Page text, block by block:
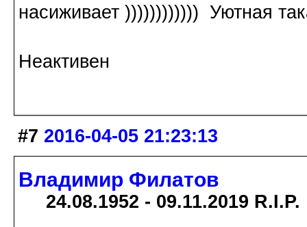
насиживает )))))))))))) Уютная
Неактивен
#7 2016-04-05 21:23:13
Владимир Филатов
24.08.1952 - 09.11.2019 R.I.P.